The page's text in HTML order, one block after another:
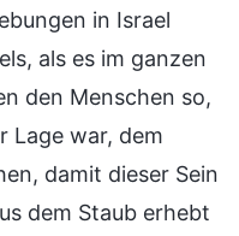
in Israel
als es im ganzen
den Menschen so,
Lage war, dem
damit dieser Sein
dem Staub erhebt